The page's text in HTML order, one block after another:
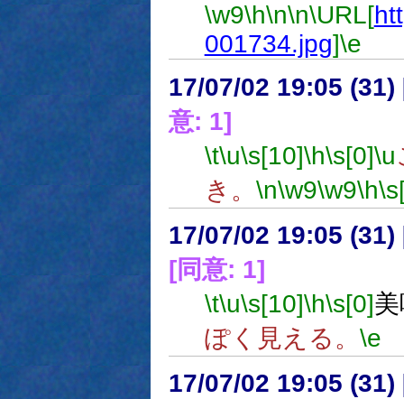
\w9\h\n\n\URL[
001734.jpg]\e
17/07/02 19:05 (31)
意: 1]
\t\u\s[10]\h\s[0]\u
き。 \n\w9\w9\h
17/07/02 19:05 (31)
[同意: 1]
\t\u\s[10]\h\s[0]
ぽく見える。 \e
17/07/02 19:05 (31)